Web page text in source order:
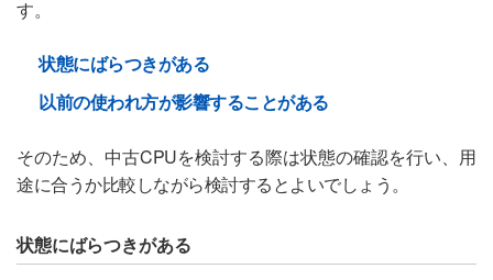
す。
状態にばらつきがある
以前の使われ方が影響することがある
そのため、中古CPUを検討する際は状態の確認を行い、用
途に合うか比較しながら検討するとよいでしょう。
状態にばらつきがある